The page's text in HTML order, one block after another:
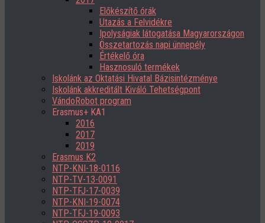
Előkészítő órák
Utazás a Felvidékre
Ipolyságiak látogatása Magyarországon
Összetartozás napi ünnepély
Értékelő óra
Hasznosuló termékek
Iskolánk az Oktatási Hivatal Bázisintézménye
Iskolánk akkreditált Kiváló Tehetségpont
VándoRobot program
Erasmus+ KA1
2016
2017
2019
Erasmus K2
NTP-KNI-18-0116
NTP-TV-13-0091
NTP-TFJ-17-0039
NTP-KNI-19-0074
NTP-TFJ-19-0093